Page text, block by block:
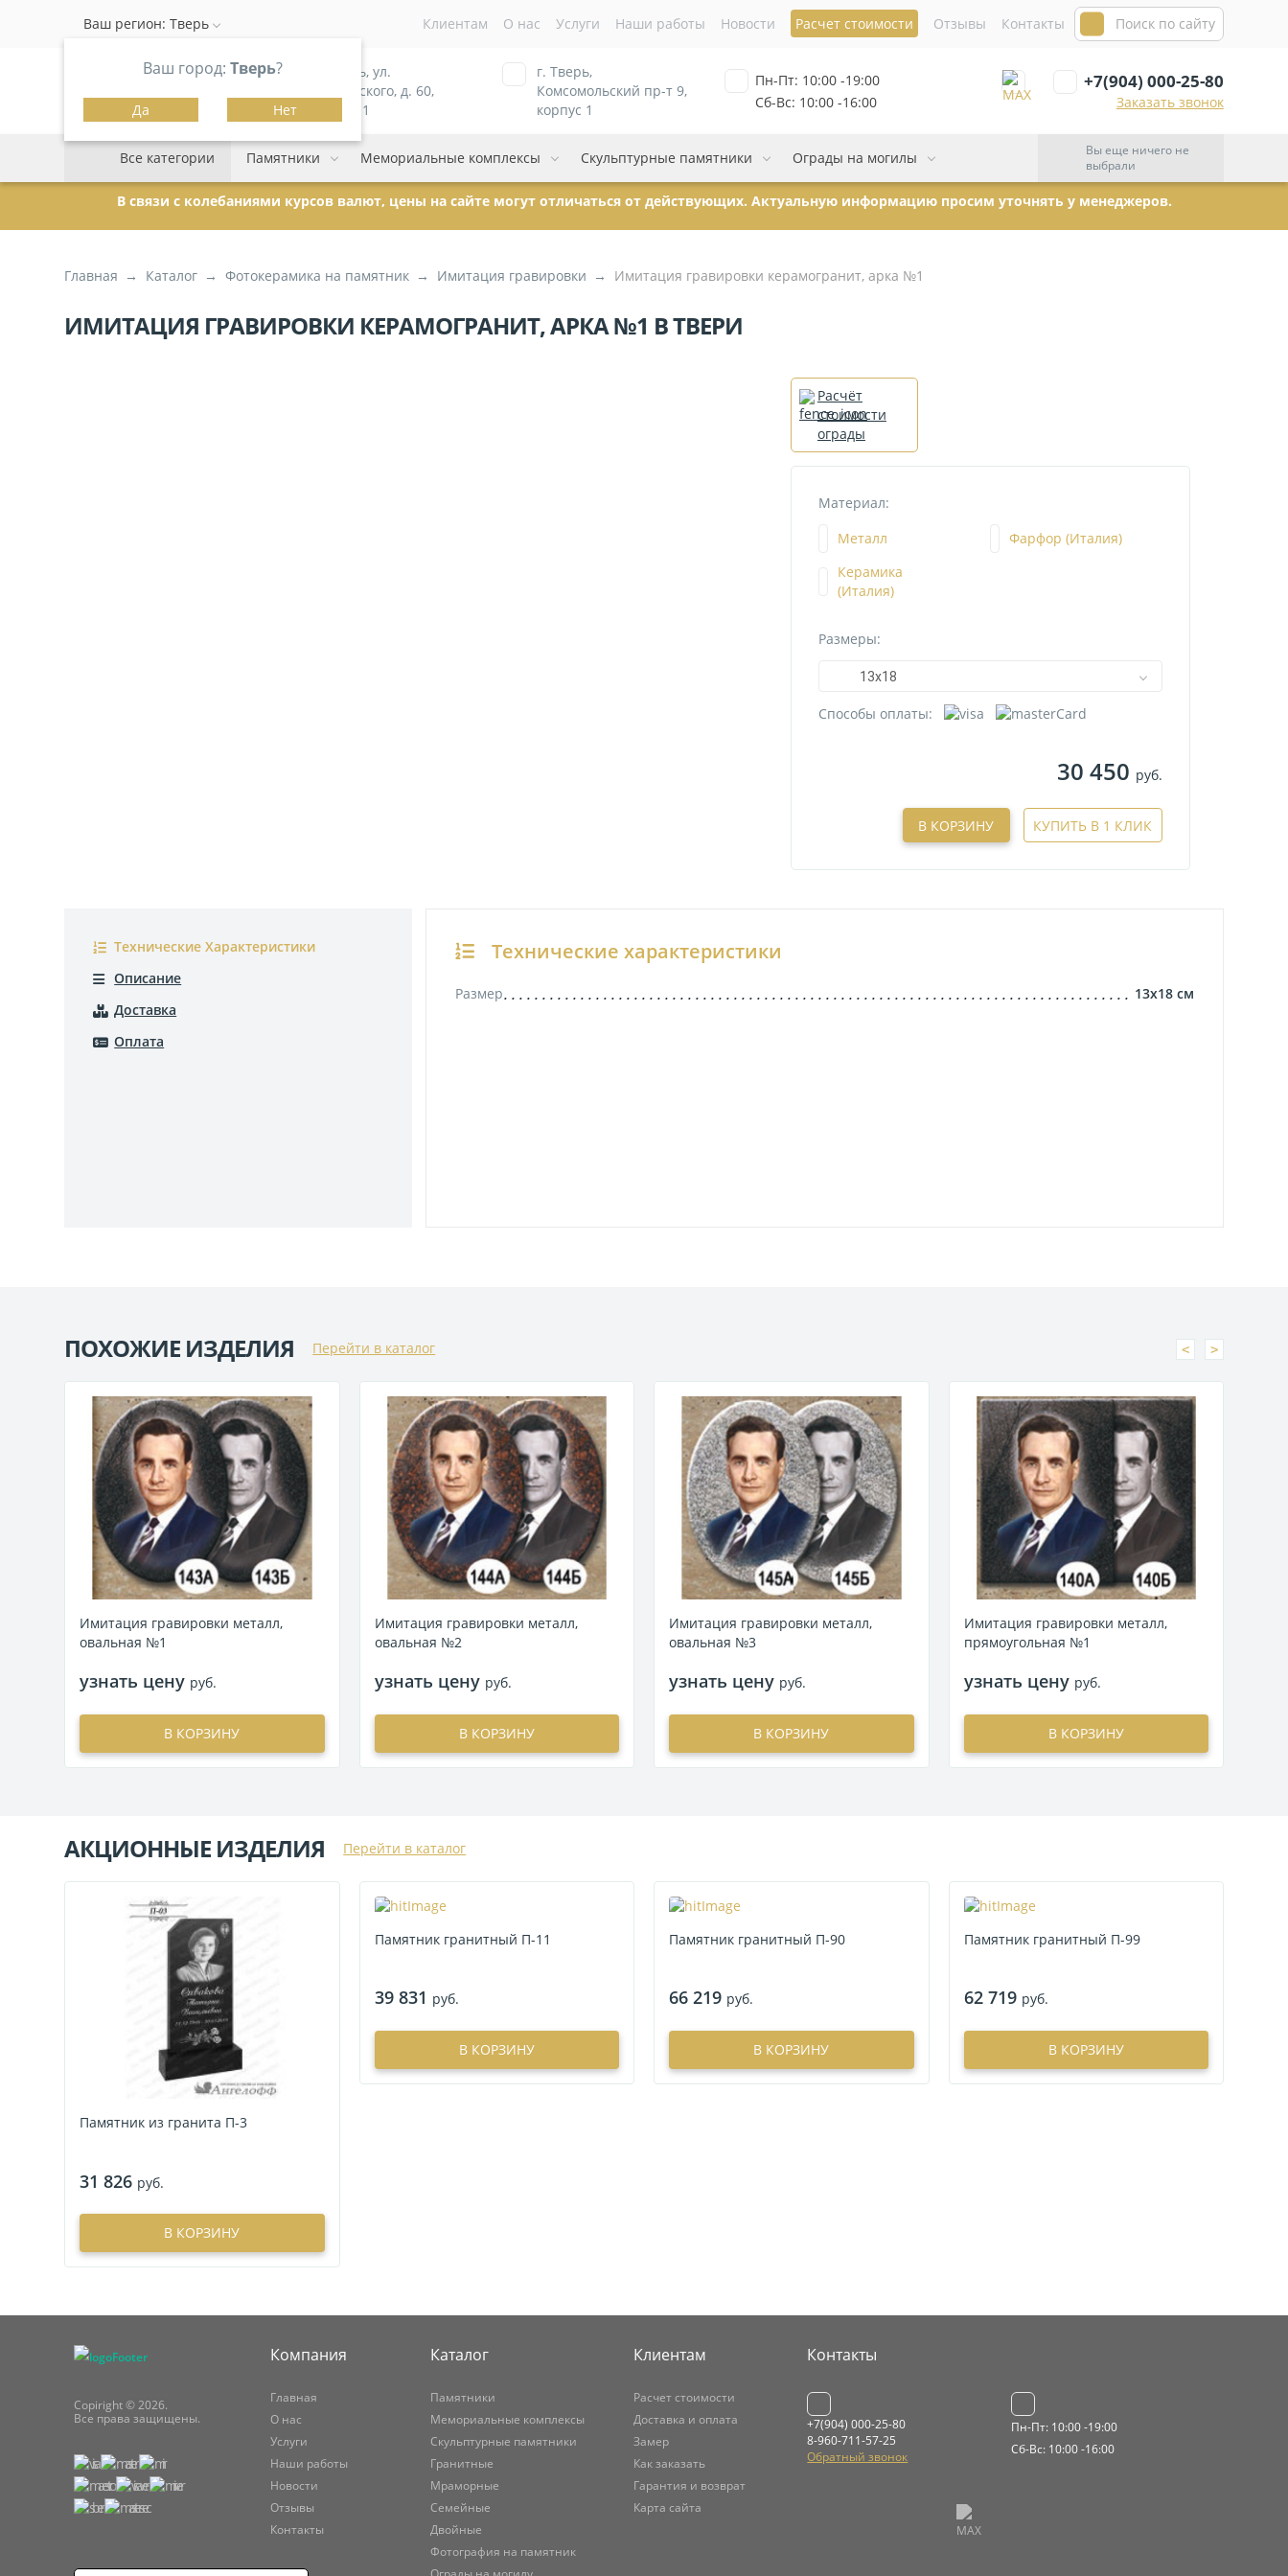
Ваш город:Тверь?
Да Нет
Ваш регион:Тверь Клиентам О нас Услуги Наши работы Новости Расчет стоимости Отзывы Контакты
г. Тверь, ул.
Можайского, д. 60,
корпус 1
г. Тверь,
Комсомольский пр-т 9,
корпус 1
Пн-Пт: 10:00 -19:00
Сб-Вс: 10:00 -16:00
+7(904) 000-25-80
Заказать звонок
Все категории Памятники Мемориальные комплексы Скульптурные памятники Ограды на могилы
Вы еще ничего не
выбрали
В связи с колебаниями курсов валют, цены на сайте могут отличаться от действующих. Актуальную информацию просим уточнять у менеджеров.
Главная Каталог Фотокерамика на памятник Имитация гравировки Имитация гравировки керамогранит, арка №1
ИМИТАЦИЯ ГРАВИРОВКИ КЕРАМОГРАНИТ, АРКА №1 В ТВЕРИ
Расчёт
стоимости
ограды
Материал:
Металл
Фарфор (Италия)
Керамика
(Италия)
Размеры:
13х18
Способы оплаты:
30 450 руб.
В КОРЗИНУ КУПИТЬ В 1 КЛИК
Технические Характеристики Технические характеристики
Размер 13х18см
Описание
Доставка
Оплата
ПОХОЖИЕ ИЗДЕЛИЯ Перейти в каталог
Имитация гравировки металл,
овальная №1
узнать цену руб.
В КОРЗИНУ
Имитация гравировки металл,
овальная №2
узнать цену руб.
В КОРЗИНУ
Имитация гравировки металл,
овальная №3
узнать цену руб.
В КОРЗИНУ
Имитация гравировки металл,
прямоугольная №1
узнать цену руб.
В КОРЗИНУ
< >
АКЦИОННЫЕ ИЗДЕЛИЯ Перейти в каталог
Памятник из гранита П-3
31 826 руб.
В КОРЗИНУ
Памятник гранитный П-11
39 831 руб.
В КОРЗИНУ
Памятник гранитный П-90
66 219 руб.
В КОРЗИНУ
Памятник гранитный П-99
62 719 руб.
В КОРЗИНУ
Copiright © 2026.
Все права защищены.
Компания
Главная
О нас
Услуги
Наши работы
Новости
Отзывы
Контакты
Каталог
Памятники
Мемориальные комплексы
Скульптурные памятники
Гранитные
Мраморные
Семейные
Двойные
Фотография на памятник
Клиентам
Расчет стоимости
Доставка и оплата
Замер
Как заказать
Гарантия и возврат
Карта сайта
Контакты
+7(904) 000-25-80
8-960-711-57-25
Обратный звонок
Пн-Пт: 10:00 -19:00
Сб-Вс: 10:00 -16:00